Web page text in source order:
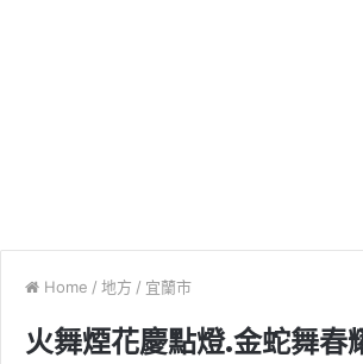
Home / 地方 / 宜蘭市
火舞煙花慶點燈.金蛇舞春